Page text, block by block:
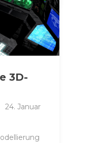
3D-
24. Januar